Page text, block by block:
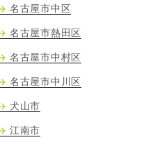
名古屋市中区
名古屋市熱田区
名古屋市中村区
名古屋市中川区
犬山市
江南市